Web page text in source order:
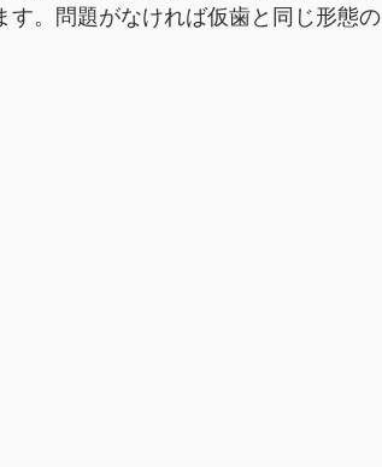
。問題がなければ仮歯と同じ形態の